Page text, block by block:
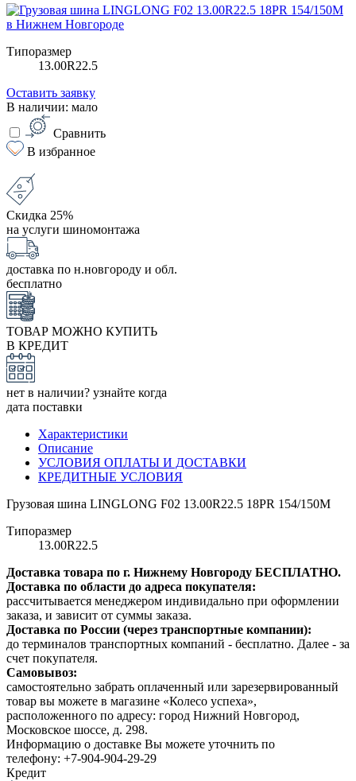
Типоразмер
13.00R22.5
Оставить заявку
В наличии: мало
Сравнить
В избранное
Скидка 25%
на услуги шиномонтажа
доставка по н.новгороду и обл.
бесплатно
ТОВАР МОЖНО КУПИТЬ
В КРЕДИТ
нет в наличии? узнайте когда
дата поставки
Характеристики
Описание
УСЛОВИЯ ОПЛАТЫ И ДОСТАВКИ
КРЕДИТНЫЕ УСЛОВИЯ
Грузовая шина LINGLONG F02 13.00R22.5 18PR 154/150M
Типоразмер
13.00R22.5
Доставка товара по г. Нижнему Новгороду БЕСПЛАТНО.
Доставка по области до адреса покупателя:
рассчитывается менеджером индивидально при оформлении
заказа, и зависит от суммы заказа.
Доставка по России (через транспортные компании):
до терминалов транспортных компаний - бесплатно. Далее - за
счет покупателя.
Самовывоз:
самостоятельно забрать оплаченный или зарезервированный
товар вы можете в магазине «Колесо успеха»,
расположенного по адресу: город Нижний Новгород,
Московское шоссе, д. 298.
Информацию о доставке Вы можете уточнить по
телефону: +7-904-904-29-29
Кредит